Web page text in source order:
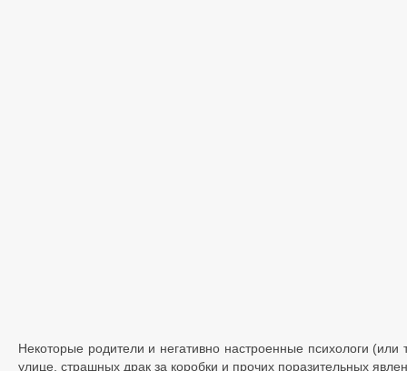
Некоторые родители и негативно настроенные психологи
улице, страшных драк за коробки и прочих поразительных